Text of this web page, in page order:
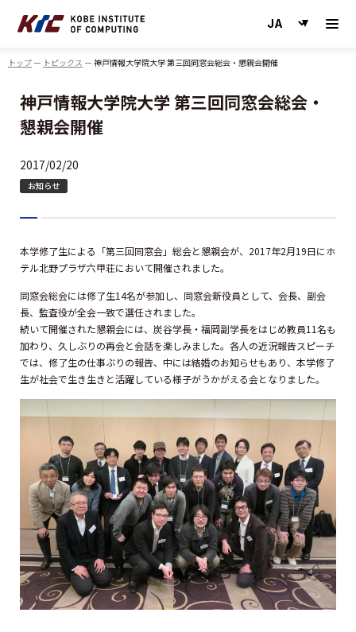
トップ トピックス 神戸情報大学院大学 第三回同窓会総会・懇親会開催
神戸情報大学院大学 第三回同窓会総会・
懇親会開催
2017/02/20
お知らせ
本学修了生による「第三回同窓会」総会と懇親会が、2017年2月19日にホ
テル北野プラザ六甲荘において開催されました。
同窓会総会には修了生14名が参加し、同窓会新役員として、会長、副会
長、監査役が全会一致で選任されました。
続いて開催された懇親会には、炭谷学長・福岡副学長をはじめ教員11名も
加わり、久しぶりの再会と会話を楽しみました。各人の近況報告スピーチ
では、修了生の仕事ぶりの報告、中には結婚のお知らせもあり、本学修了
生が社会で生き生きと活躍している様子がうかがえる会となりました。